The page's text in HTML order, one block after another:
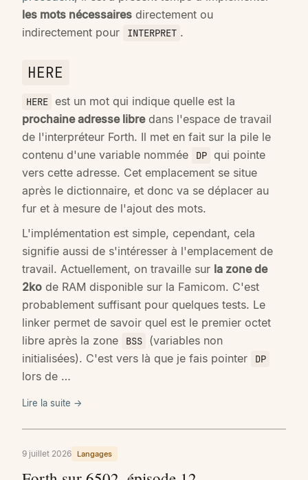
les mots nécessaires directement ou
indirectement pour
INTERPRET .
HERE
HERE est un mot qui indique quelle est la
prochaine adresse libredans l'espace de travail
de l'interpréteur Forth. Il met en fait sur la pile le
contenu d'une variable nommée
DP qui pointe
vers cette adresse. Cet emplacement se situe
après le dictionnaire, et donc va se déplacer au
fur et à mesure de l'ajout des mots.
L'implémentation est simple, cependant, cela
signifie aussi de s'intéresser à l'emplacement de
travail. Actuellement, on travaille sur la zone de
2ko de RAM disponible sur la Famicom. C'est
probablement suffisant pour quelques tests. Le
linker permet de savoir quel est le premier octet
libre après la zone
BSS
(variables non
initialisées). C'est vers là que je fais pointer
DP
lors de …
Lire la suite →
9 juillet 2026 Langages